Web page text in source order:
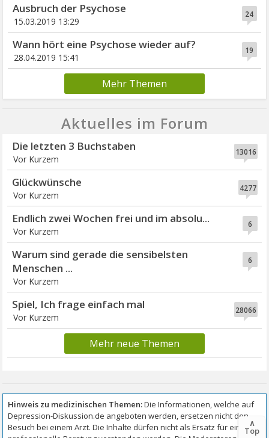
24
Ausbruch der Psychose
15.03.2019 13:29
19
Wann hört eine Psychose wieder auf?
28.04.2019 15:41
Mehr Themen
Aktuelles im Forum
13016
Die letzten 3 Buchstaben
Vor Kurzem
4277
Glückwünsche
Vor Kurzem
6
Endlich zwei Wochen frei und im absolu...
Vor Kurzem
6
Warum sind gerade die sensibelsten
Menschen ...
Vor Kurzem
28066
Spiel, Ich frage einfach mal
Vor Kurzem
Mehr neue Themen
∧
Top